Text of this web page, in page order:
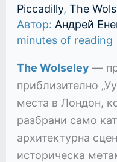
Piccadilly, The
Автор: Андрей
minutes of reading
The Wolseley —
приблизително
места в Лондон,
разбрани само
архитектурна
историческа